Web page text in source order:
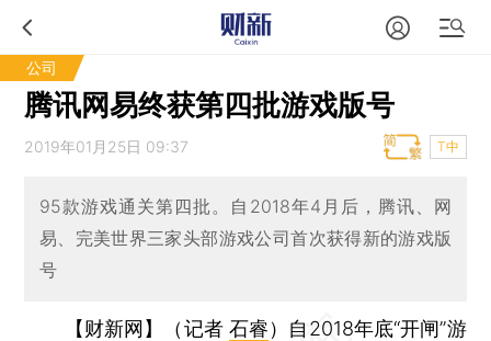
公司
腾讯网易终获第四批游戏版号
2019年01月25日 09:37 T中
95款游戏通关第四批。自2018年4月后，腾讯、网
易、完美世界三家头部游戏公司首次获得新的游戏版
号
【财新网】（记者石睿） 自2018年底“开闸”游